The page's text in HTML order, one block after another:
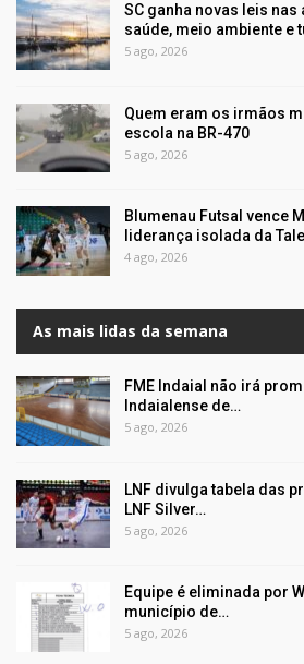
SC ganha novas leis
saúde, meio ambiente e
5 ago, 2026
Quem eram os irmãos
escola na BR-470
5 ago, 2026
Blumenau Futsal vence
liderança isolada da
4 ago, 2026
As mais lidas da semana
FME Indaial não irá
Indaialense de…
5 ago, 2026
LNF divulga tabela das
LNF Silver…
5 ago, 2026
Equipe é eliminada por
município de…
5 ago, 2026